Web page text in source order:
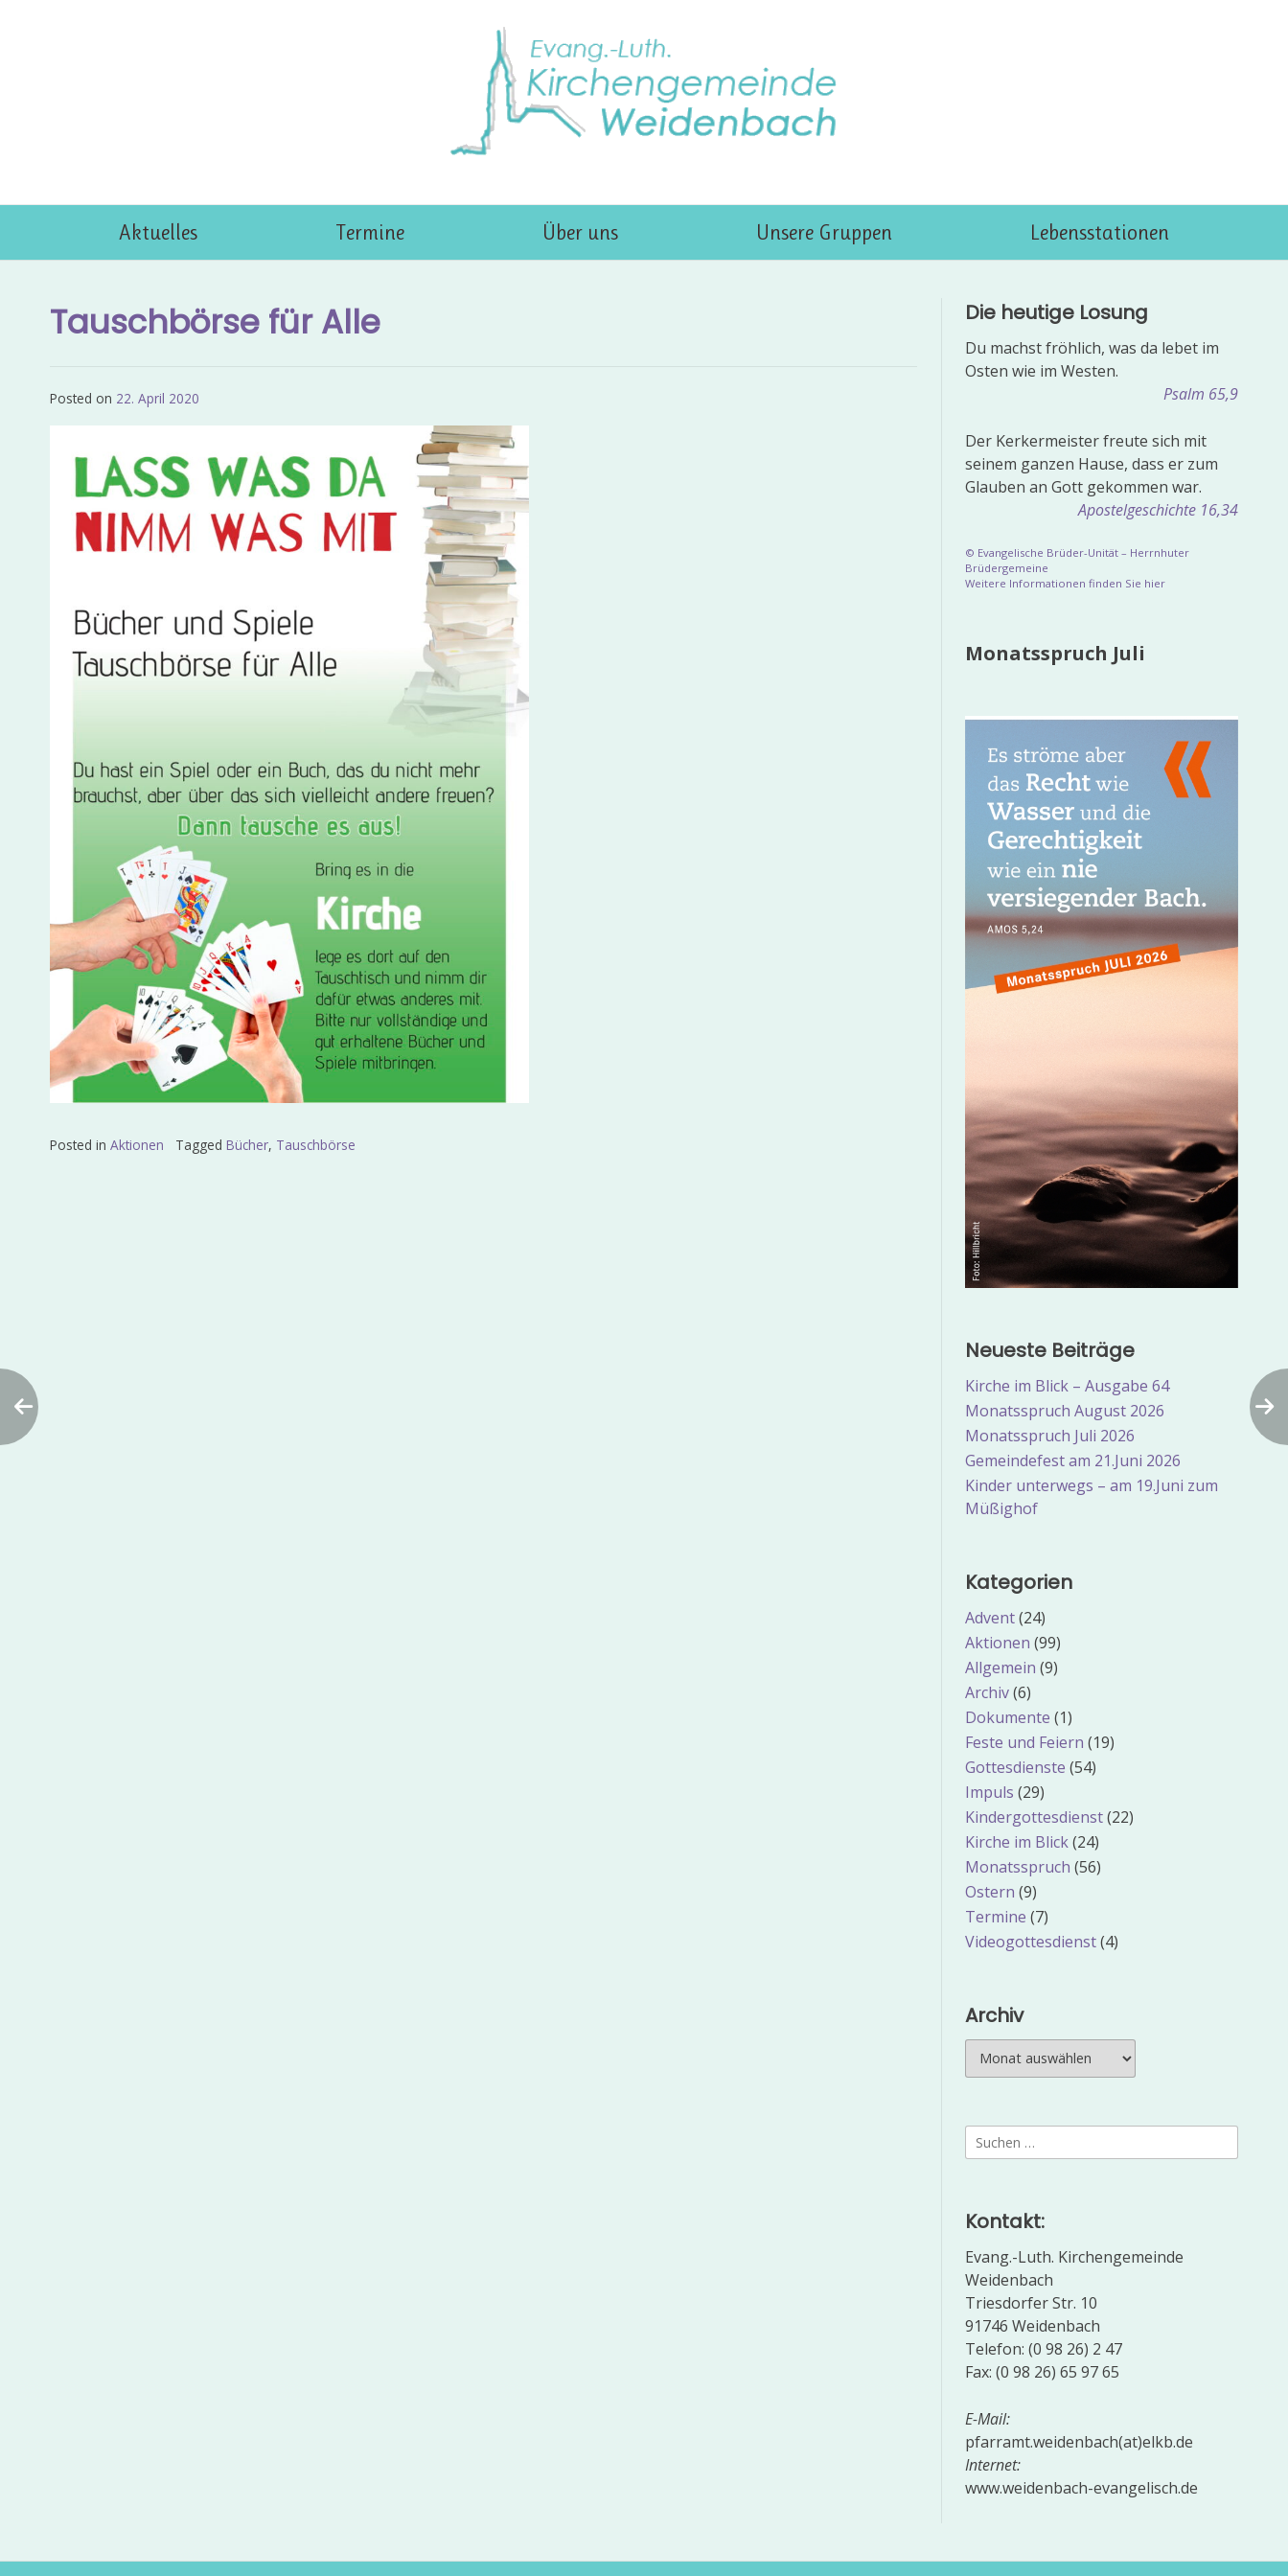
Aktuelles Termine Über uns Unsere Gruppen Lebensstationen
Tauschbörse für Alle
Posted on 22. April 2020
Posted in Aktionen Tagged Bücher, Tauschbörse
Die heutige Losung
Du machst fröhlich, was da lebet im
Osten wie im Westen.
Psalm 65,9
Der Kerkermeister freute sich mit
seinem ganzen Hause, dass er zum
Glauben an Gott gekommen war.
Apostelgeschichte 16,34
© Evangelische Brüder-Unität – Herrnhuter
Brüdergemeine
Weitere Informationen finden Sie hier
Monatsspruch Juli
Neueste Beiträge
Kirche im Blick – Ausgabe 64
Monatsspruch August 2026
Monatsspruch Juli 2026
Gemeindefest am 21.Juni 2026
Kinder unterwegs – am 19.Juni zum
Müßighof
Kategorien
Advent(24)
Aktionen (99)
Allgemein (9)
Archiv(6)
Dokumente (1)
Feste und Feiern (19)
Gottesdienste (54)
Impuls (29)
Kindergottesdienst(22)
Kirche im Blick(24)
Monatsspruch (56)
Ostern (9)
Termine (7)
Videogottesdienst(4)
Archiv
Archiv
Suchen
nach:
Kontakt:
Evang.-Luth. Kirchengemeinde
Weidenbach
Triesdorfer Str. 10
91746 Weidenbach
Telefon: (0 98 26) 2 47
Fax: (0 98 26) 65 97 65
E-Mail:
pfarramt.weidenbach(at)elkb.de
Internet:
www.weidenbach-evangelisch.de